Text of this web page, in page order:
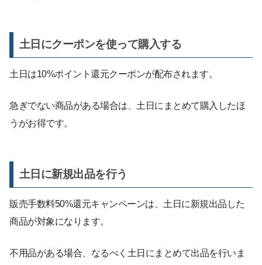
土日にクーポンを使って購入する
土日は10%ポイント還元クーポンが配布されます。
急ぎでない商品がある場合は、土日にまとめて購入したほ
うがお得です。
土日に新規出品を行う
販売手数料50%還元キャンペーンは、土日に新規出品した
商品が対象になります。
不用品がある場合、なるべく土日にまとめて出品を行いま